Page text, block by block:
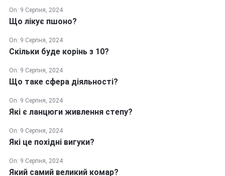
On: 9 Серпня, 2024
Що лікує пшоно?
On: 9 Серпня, 2024
Скільки буде корінь з 10?
On: 9 Серпня, 2024
Що таке сфера діяльності?
On: 9 Серпня, 2024
Які є ланцюги живлення степу?
On: 9 Серпня, 2024
Які це похідні вигуки?
On: 9 Серпня, 2024
Який самий великий комар?